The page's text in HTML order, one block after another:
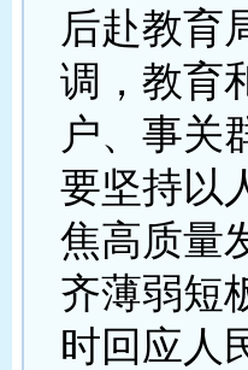
后赴教育
调，教育
户、事关
要坚持以
焦高质量
齐薄弱短
时回应人